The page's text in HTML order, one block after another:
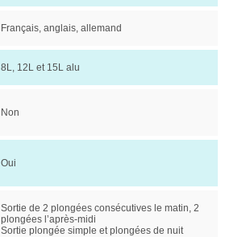
Français, anglais, allemand
8L, 12L et 15L alu
Non
Oui
Sortie de 2 plongées consécutives le matin, 2
plongées l’après-midi
Sortie plongée simple et plongées de nuit